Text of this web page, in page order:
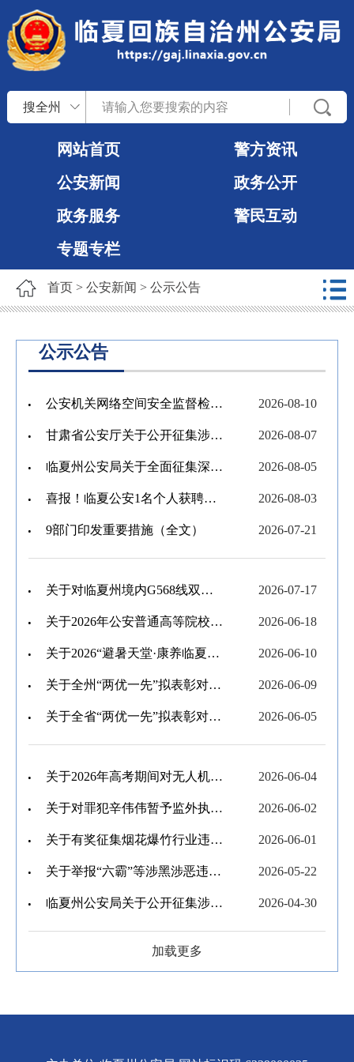
搜全州
网站首页
警方资讯
公安新闻
政务公开
政务服务
警民互动
专题专栏
首页 > 公安新闻 > 公示公告
公示公告
公安机关网络空间安全监督检查办法（公安部令第176号） 2026-08-10
甘肃省公安厅关于公开征集涉黑涉恶违法犯罪线索的通告 2026-08-07
临夏州公安局关于全面征集深化扫黑除恶专项斗争违法犯罪线索的通告 2026-08-05
喜报！临夏公安1名个人获聘公安部新闻传媒中心“特约共创人才” 2026-08-03
9部门印发重要措施（全文） 2026-07-21
关于对临夏州境内G568线双城至土门关段实施临时封闭管控措施的公告 2026-07-17
关于2026年公安普通高等院校公安专业甘肃省招生有关事项公告 2026-06-18
关于2026“避暑天堂·康养临夏”马拉松赛事期间对无人机等“低慢小”航空器临时管控的通告 2026-06-10
关于全州“两优一先”拟表彰对象的公示 2026-06-09
关于全省“两优一先”拟表彰对象的公示 2026-06-05
关于2026年高考期间对无人机等“低慢小”航空器实施临时管控的通告 2026-06-04
关于对罪犯辛伟伟暂予监外执行的公示 2026-06-02
关于有奖征集烟花爆竹行业违法违规线索的联合公告 2026-06-01
关于举报“六霸”等涉黑涉恶违法犯罪线索的公告 2026-05-22
临夏州公安局关于公开征集涉成品油流通领域违法犯罪线索的通告 2026-04-30
加载更多